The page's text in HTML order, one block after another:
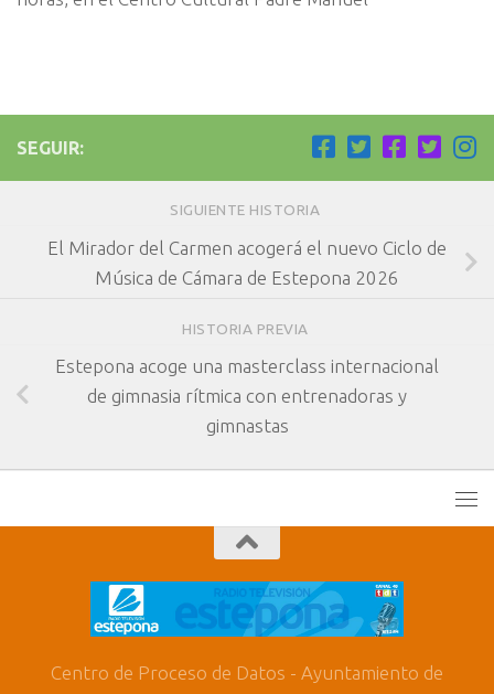
SEGUIR:
SIGUIENTE HISTORIA
El Mirador del Carmen acogerá el nuevo Ciclo de
Música de Cámara de Estepona 2026
HISTORIA PREVIA
Estepona acoge una masterclass internacional
de gimnasia rítmica con entrenadoras y
gimnastas
Centro de Proceso de Datos - Ayuntamiento de